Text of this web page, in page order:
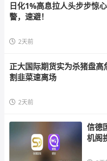
日化1%高息拉人头步步惊
警，速避！
2天前
正大国际期货实为杀猪盘
割韭菜速离场
2天前
信德
机阁